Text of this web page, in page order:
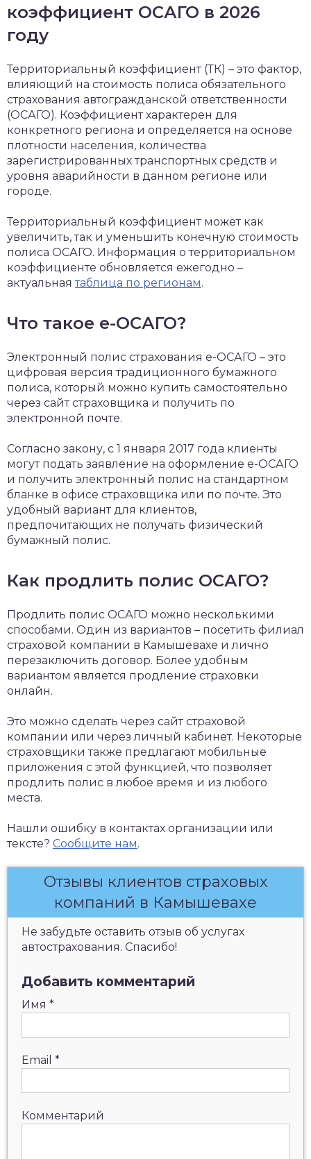
коэффициент ОСАГО в 2026
году
Территориальный коэффициент (ТК) – это фактор,
влияющий на стоимость полиса обязательного
страхования автогражданской ответственности
(ОСАГО). Коэффициент характерен для
конкретного региона и определяется на основе
плотности населения, количества
зарегистрированных транспортных средств и
уровня аварийности в данном регионе или
городе.
Территориальный коэффициент может как
увеличить, так и уменьшить конечную стоимость
полиса ОСАГО. Информация о территориальном
коэффициенте обновляется ежегодно –
актуальнаятаблица по регионам.
Что такое е-ОСАГО?
Электронный полис страхования е-ОСАГО – это
цифровая версия традиционного бумажного
полиса, который можно купить самостоятельно
через сайт страховщика и получить по
электронной почте.
Согласно закону, с 1 января 2017 года клиенты
могут подать заявление на оформление е-ОСАГО
и получить электронный полис на стандартном
бланке в офисе страховщика или по почте. Это
удобный вариант для клиентов,
предпочитающих не получать физический
бумажный полис.
Как продлить полис ОСАГО?
Продлить полис ОСАГО можно несколькими
способами. Один из вариантов – посетить филиал
страховой компании в Камышевахе и лично
перезаключить договор. Более удобным
вариантом является продление страховки
онлайн.
Это можно сделать через сайт страховой
компании или через личный кабинет. Некоторые
страховщики также предлагают мобильные
приложения с этой функцией, что позволяет
продлить полис в любое время и из любого
места.
Нашли ошибку в контактах организации или
тексте? Сообщите нам.
Отзывы клиентов страховых
компаний в Камышевахе
Не забудьте оставить отзыв об услугах
автострахования. Спасибо!
Добавить комментарий
Имя *
Email *
Комментарий